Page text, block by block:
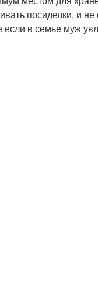
посиделки, и
если в семье муж